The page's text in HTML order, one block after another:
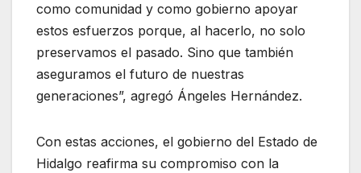
como comunidad y como gobierno apoyar
estos esfuerzos porque, al hacerlo, no solo
preservamos el pasado. Sino que también
aseguramos el futuro de nuestras
generaciones”, agregó Ángeles Hernández.
Con estas acciones, el gobierno del Estado de
Hidalgo reafirma su compromiso con la